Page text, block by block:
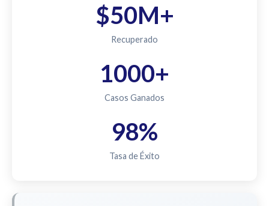
$50M+
Recuperado
1000+
Casos Ganados
98%
Tasa de Éxito